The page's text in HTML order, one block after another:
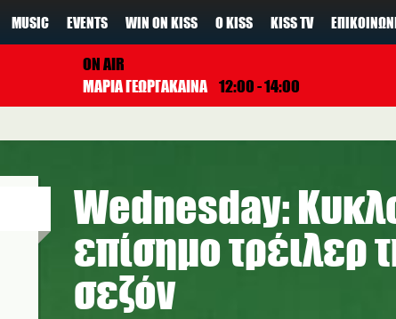
MUSIC EVENTS WIN ON KISS Ο KISS KISS TV
ON AIR
ΜΑΡΙΑ ΓΕΩΡΓΑΚΑΙΝΑ 12:00 - 14:00
Wednesday:
επίσημο τρέιλερ
σεζόν